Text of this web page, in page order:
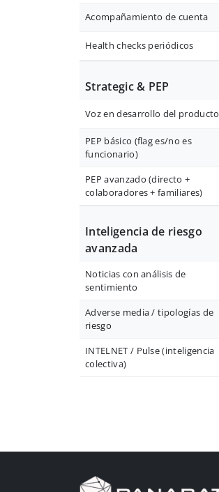
Acompañamiento de cuenta
Health checks periódicos
Strategic & PEP
Voz en desarrollo del producto
PEP básico (flag es/no es
funcionario)
PEP avanzado (directo +
colaboradores + familiares)
Inteligencia de riesgo
avanzada
Noticias con análisis de
sentimiento
Adverse media / tipologías de
riesgo
INTELNET / Pulse (inteligencia
colectiva)